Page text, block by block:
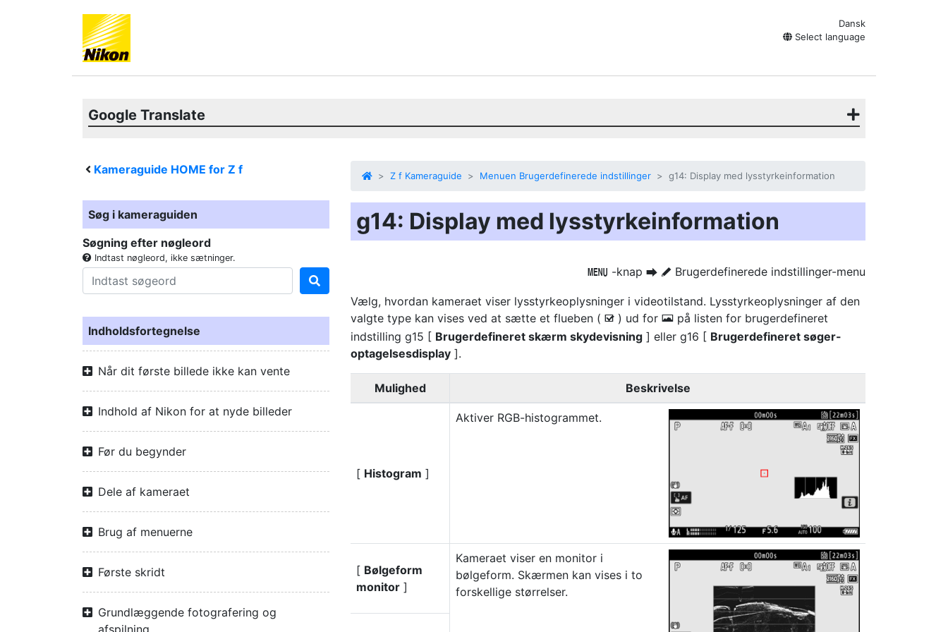
Dansk
Select language
Google Translate
Kameraguide HOME for Z f
Søg i kameraguiden
Søgning efter nøgleord
Indtast nøgleord, ikke sætninger.
Indholdsfortegnelse
Når dit første billede ikke kan vente
Indhold af Nikon for at nyde billeder
Før du begynder
Dele af kameraet
Brug af menuerne
Første skridt
Grundlæggende fotografering og
afspilning
Z f Kameraguide Menuen Brugerdefinerede indstillinger g14: Display med lysstyrkeinformation
g14: Display med lysstyrkeinformation
G -knap U A Brugerdefinerede indstillinger-menu
Vælg, hvordan kameraet viser lysstyrkeoplysninger i videotilstand. Lysstyrkeoplysninger af den
valgte type kan vises ved at sætte et flueben ( M ) ud for E på listen for brugerdefineret
indstilling g15 [ Brugerdefineret skærm skydevisning ] eller g16 [ Brugerdefineret søger-
optagelsesdisplay ].
Mulighed Beskrivelse
[ Histogram ]
Aktiver RGB-histogrammet.
[ Bølgeform
monitor ]
Kameraet viser en monitor i
bølgeform. Skærmen kan vises i to
forskellige størrelser.